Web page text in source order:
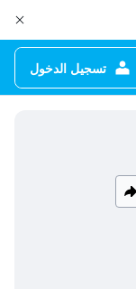
تسجيل الدخول